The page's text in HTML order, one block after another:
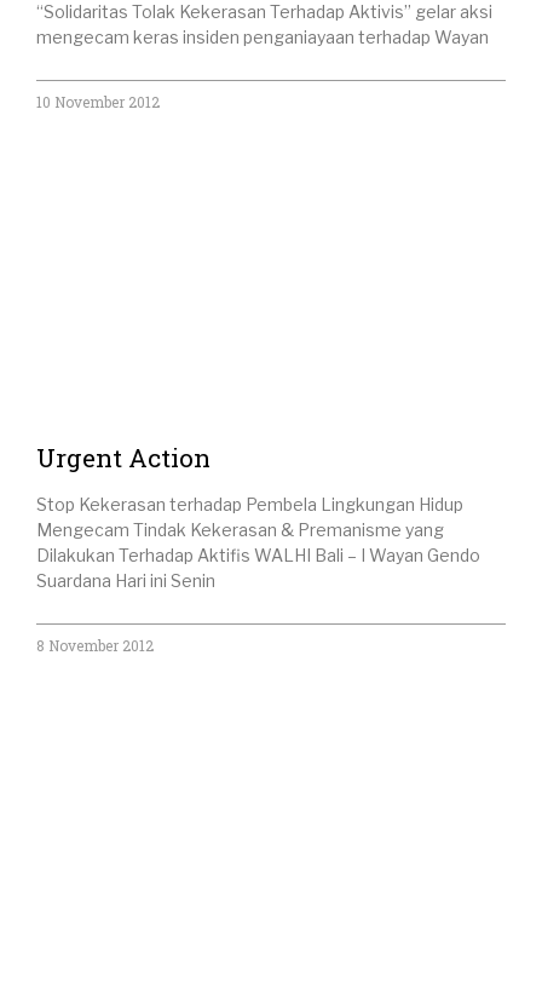
“Solidaritas Tolak Kekerasan Terhadap Aktivis” gelar aksi
mengecam keras insiden penganiayaan terhadap Wayan
10 November 2012
Urgent Action
Stop Kekerasan terhadap Pembela Lingkungan Hidup
Mengecam Tindak Kekerasan & Premanisme yang
Dilakukan Terhadap Aktifis WALHI Bali – I Wayan Gendo
Suardana Hari ini Senin
8 November 2012